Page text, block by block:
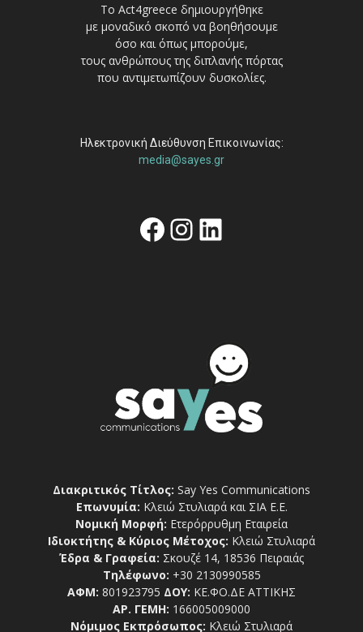
Το Act4greece δημιουργήθηκε
με μοναδικό σκοπό να βοηθήσουμε
όσο και όπως μπορούμε,
τους ανθρώπους της διπλανής πόρτας
που αντιμετωπίζουν δυσκολίες.
Ηλεκτρονική Διεύθυνση Επικοινωνίας:
media@sayes.gr
Facebook
Instagram
Linkedin
Διακριτικός Τίτλος: Say Yes Communications
Επωνυμία: Κλειώ Στυλιαρά και ΣΙΑ Ε.Ε.
Νομική Μορφή: Ετερόρρυθμη Εταιρεία
Ιδιοκτήτης & Κύριος Μέτοχος: Κλειώ Στυλιαρά
Έδρα & Γραφεία: Σκουζέ 14, 18536 Πειραιάς
Τηλέφωνο: +30 2130990585
ΑΦΜ: 801923795 ΔΟΥ: ΚΕ.ΦΟ.ΔΕ ΑΤΤΙΚΗΣ
ΑΡ. ΓΕΜΗ: 166005009000
Νόμιμος Εκπρόσωπος: Κλειώ Στυλιαρά